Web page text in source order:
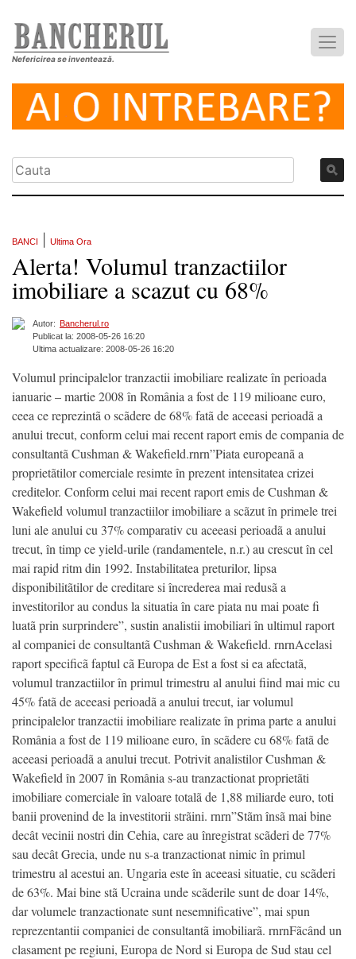
Nefericirea se inventează.
BANCI Ultima Ora
Alerta! Volumul tranzactiilor
imobiliare a scazut cu 68%
Autor: Bancherul.ro
Publicat la: 2008-05-26 16:20
Ultima actualizare: 2008-05-26 16:20
Volumul principalelor tranzactii imobiliare realizate în perioada
ianuarie – martie 2008 în România a fost de 119 milioane euro,
ceea ce reprezintã o scãdere de 68% fatã de aceeasi perioadã a
anului trecut, conform celui mai recent raport emis de compania de
consultantã Cushman & Wakefield.rnrn”Piata europeanã a
proprietãtilor comerciale resimte în prezent intensitatea crizei
creditelor. Conform celui mai recent raport emis de Cushman &
Wakefield volumul tranzactiilor imobiliare a scãzut în primele trei
luni ale anului cu 37% comparativ cu aceeasi perioadã a anului
trecut, în timp ce yield-urile (randamentele, n.r.) au crescut în cel
mai rapid ritm din 1992. Instabilitatea preturilor, lipsa
disponibilitãtilor de creditare si încrederea mai redusã a
investitorilor au condus la situatia în care piata nu mai poate fi
luatã prin surprindere”, sustin analistii imobiliari în ultimul raport
al companiei de consultantã Cushman & Wakefield. rnrnAcelasi
raport specificã faptul cã Europa de Est a fost si ea afectatã,
volumul tranzactiilor în primul trimestru al anului fiind mai mic cu
45% fatã de aceeasi perioadã a anului trecut, iar volumul
principalelor tranzactii imobiliare realizate în prima parte a anului
România a fost de 119 milioane euro, în scãdere cu 68% fatã de
aceeasi perioadã a anului trecut. Potrivit analistilor Cushman &
Wakefield în 2007 în România s-au tranzactionat proprietãti
imobiliare comerciale în valoare totalã de 1,88 miliarde euro, toti
banii provenind de la investitorii strãini. rnrn”Stãm însã mai bine
decât vecinii nostri din Cehia, care au înregistrat scãderi de 77%
sau decât Grecia, unde nu s-a tranzactionat nimic în primul
trimestru al acestui an. Ungaria este în aceeasi situatie, cu scãderi
de 63%. Mai bine stã Ucraina unde scãderile sunt de doar 14%,
dar volumele tranzactionate sunt nesemnificative”, mai spun
reprezentantii companiei de consultantã imobiliarã. rnrnFãcând un
clasament pe regiuni, Europa de Nord si Europa de Sud stau cel